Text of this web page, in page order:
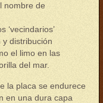
nombre de
‘vecindarios’
distribución
el limo en las
del mar.
la placa se endurece
en una dura capa